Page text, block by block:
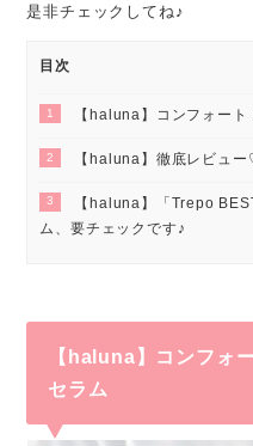
是非チェックしてね♪
目次
1 【haluna】コンフォート
2 【haluna】徹底レビュ
3
【haluna】「Trepo
ム、要チェックです♪
【haluna】コンフォ
セラム